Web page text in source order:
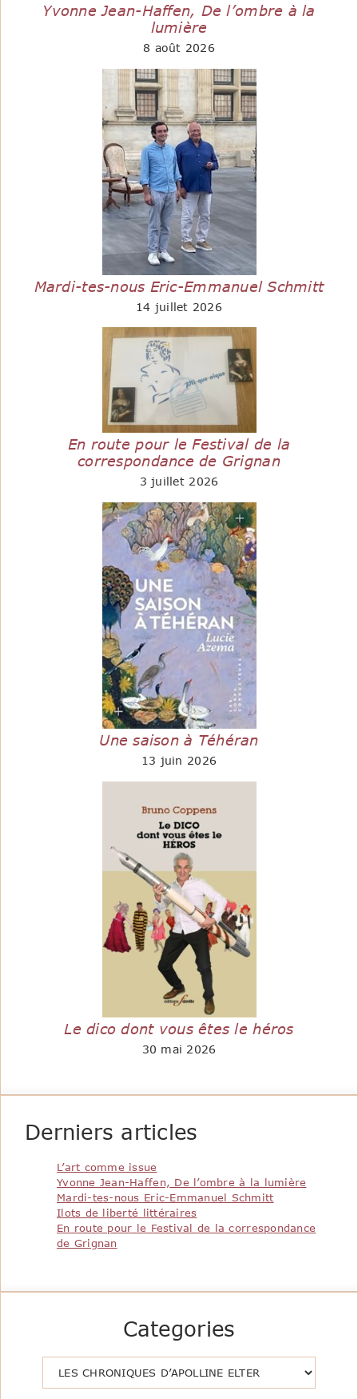
Yvonne Jean-Haffen, De l’ombre à la
lumière
8 août 2026
Mardi-tes-nous Eric-Emmanuel Schmitt
14 juillet 2026
En route pour le Festival de la
correspondance de Grignan
3 juillet 2026
Une saison à Téhéran
13 juin 2026
Le dico dont vous êtes le héros
30 mai 2026
Derniers articles
L’art comme issue
Yvonne Jean-Haffen, De l’ombre à la lumière
Mardi-tes-nous Eric-Emmanuel Schmitt
Ilots de liberté littéraires
En route pour le Festival de la correspondance
de Grignan
Categories